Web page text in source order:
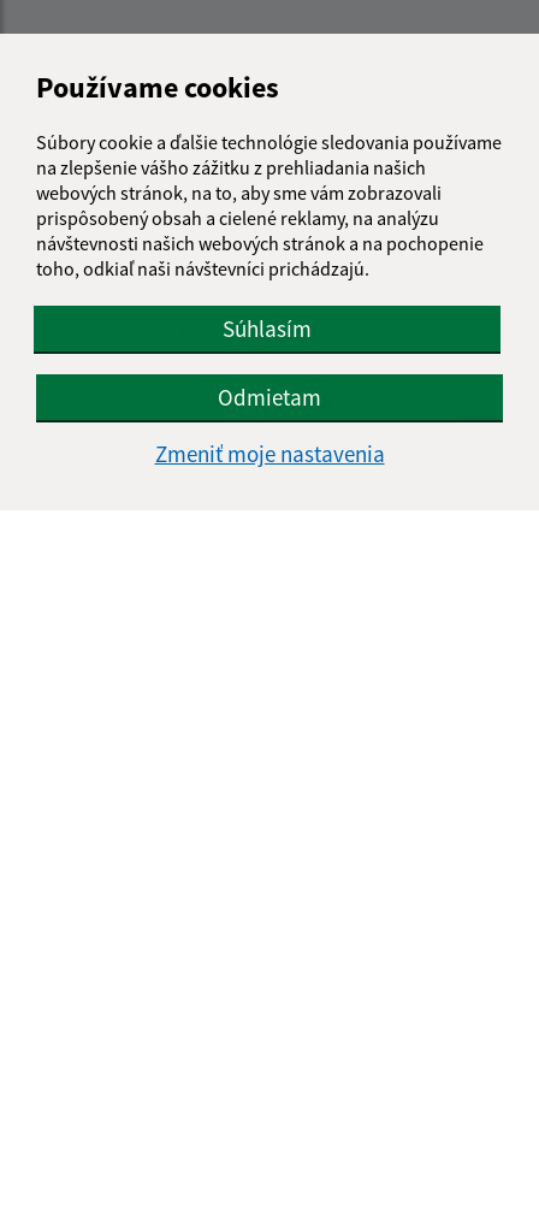
Používame cookies
Súbory cookie a ďalšie technológie sledovania používame
na zlepšenie vášho zážitku z prehliadania našich
webových stránok, na to, aby sme vám zobrazovali
prispôsobený obsah a cielené reklamy, na analýzu
návštevnosti našich webových stránok a na pochopenie
toho, odkiaľ naši návštevníci prichádzajú.
Súhlasím
Odmietam
Zmeniť moje nastavenia
Informácie o stránke:
Vyhlásenie o prístupnosti
Autorské práva